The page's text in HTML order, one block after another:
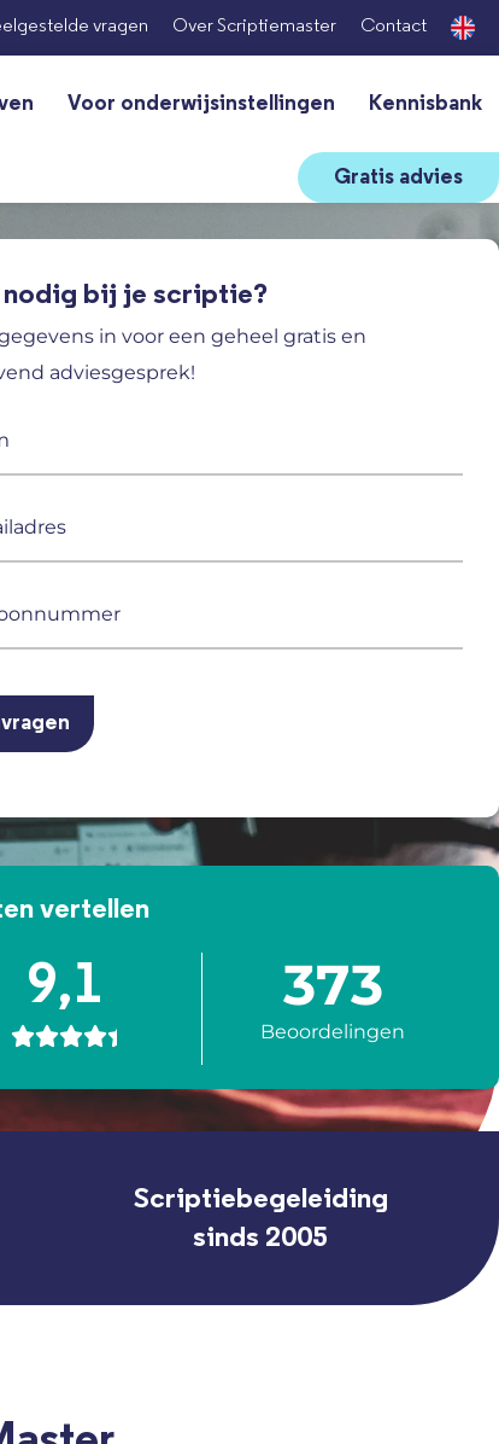
vragen Over Scriptiemaster Contact
Voor onderwijsinstellingen Kennisbank
Gratis advies
nodig bij je scriptie?
in voor een geheel gratis en
adviesgesprek!
vertellen
9,1

373
Beoordelingen
Scriptiebegeleiding
sinds 2005